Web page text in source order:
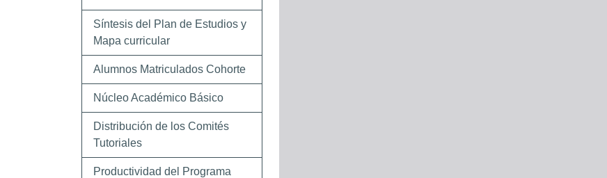
Síntesis del Plan de Estudios y
Mapa curricular
Alumnos Matriculados Cohorte
Núcleo Académico Básico
Distribución de los Comités
Tutoriales
Productividad del Programa